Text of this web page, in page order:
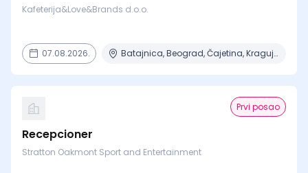
Kafeterija&Love&Brands d.o.o.
07.08.2026. Batajnica, Beograd, Čajetina, Kragujevac, Niš + 5 mesta
Prvi posao
Recepcioner
Stratton Oakmont Sport and Entertainment